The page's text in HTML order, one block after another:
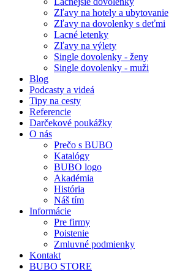
Zľavy na hotely a ubytovanie
Zľavy na dovolenky s deťmi
Lacné letenky
Zľavy na výlety
Single dovolenky - ženy
Single dovolenky - muži
Blog
Podcasty a videá
Tipy na cesty
Referencie
Darčekové poukážky
O nás
Prečo s BUBO
Katalógy
BUBO logo
Akadémia
História
Náš tím
Informácie
Pre firmy
Poistenie
Zmluvné podmienky
Kontakt
BUBO STORE